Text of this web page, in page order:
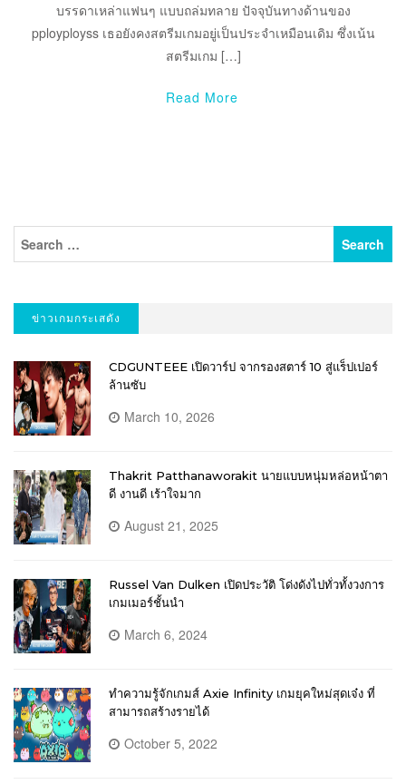
บรรดาเหล่าแฟนๆ แบบถล่มทลาย ปัจจุบันทางด้านของ
pployployss เธอยังคงสตรีมเกมอยู่เป็นประจำเหมือนเดิม ซึ่งเน้น
สตรีมเกม […]
Read More
ข่าวเกมกระเสดัง
CDGUNTEEE เปิดวาร์ป จากรองสตาร์ 10 สู่แร็ปเปอร์
ล้านซับ
March 10, 2026
Thakrit Patthanaworakit นายแบบหนุ่มหล่อหน้าตา
ดี งานดี เร้าใจมาก
August 21, 2025
Russel Van Dulken เปิดประวัติ โด่งดังไปทั่วทั้งวงการ
เกมเมอร์ชั้นนำ
March 6, 2024
ทำความรู้จักเกมส์ Axie Infinity เกมยุคใหม่สุดเจ๋ง ที่
สามารถสร้างรายได้
October 5, 2022